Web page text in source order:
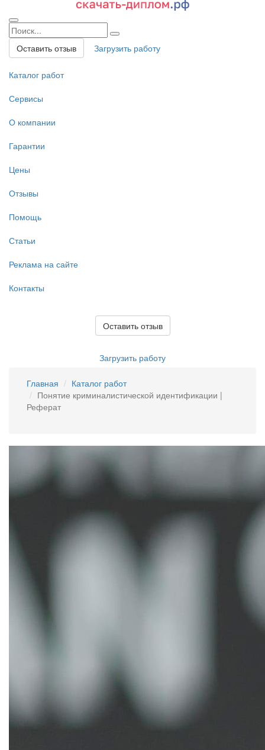
Оставить отзыв Загрузить работу
Каталог работ
Сервисы
О компании
Гарантии
Цены
Отзывы
Помощь
Статьи
Реклама на сайте
Контакты
Оставить отзыв
Загрузить работу
Главная
Каталог работ
Понятие криминалистической идентификации |
Реферат